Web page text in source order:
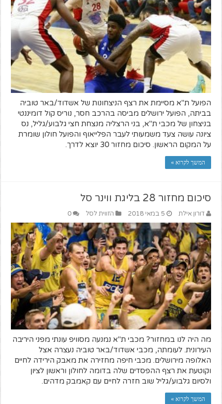
הפועל ת"א מסיימת את רצף הניצחונות של אשדוד/באר טוביה
בביתה, הפועל ירושלים מביסה בהרכב חסר, נוריס קול דומיננטי
בניצחון של מכבי ת"א, בני הרצליה מנצחת חצי גלבוע/גליל, נס
ציונה עושה צעד משמעותי לעבר הפלייאוף והפועל חולון שומרת
על המקום הראשון. סיכום מחזור 30 יוצא לדרך.
המשך לקרוא »
סיכום מחזור 28 בליגת ווינר סל
דורון אילת 5 במאי 2018 הזווית לסל 0
מה היה לנו במחזור? מכבי ת"א נמנעה מסוויפ עונתי מפני היריבה
העירונית. לעומתה, מכבי אשדוד/באר טוביה נעצרה אצל
האלופה מירושלים. מכבי חיפה מחזירה את מאבק הירידה לחיים
וקוטעת את רצף ההפסדים שלה בדומה לחולון וראשון לציון
ולסיום גלבוע/גליל שוב חזרה לחיים עם קאמבק מדהים.
המשך לקרוא »